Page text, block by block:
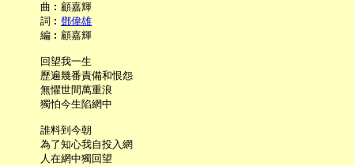
     曲︰顧嘉輝
     詞︰
鄧偉雄
     編︰顧嘉輝
     回望我一生
     歷遍幾番責備和恨怨
     無懼世間萬重浪
     獨怕今生陷網中
     誰料到今朝
     為了知心我自投入網
     人在網中獨回望